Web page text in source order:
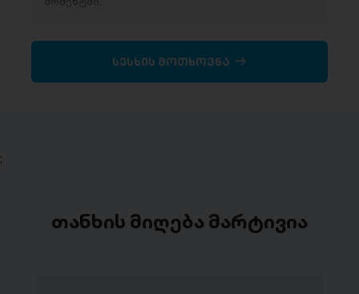
სესხის მოთხოვნა
;
თანხის მიღება მარტივია